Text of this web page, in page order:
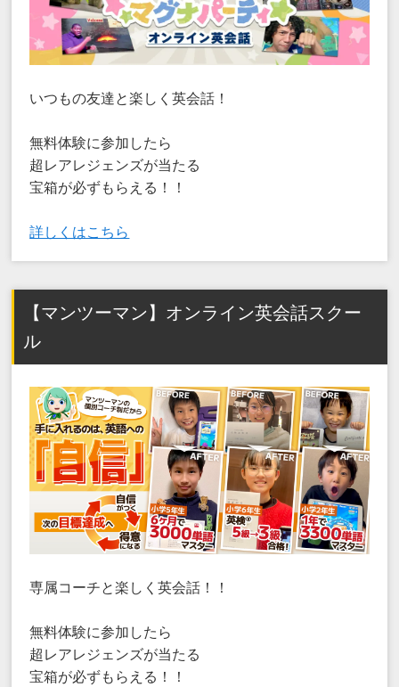
いつもの友達と楽しく英会話！
無料体験に参加したら
超レアレジェンズが当たる
宝箱が必ずもらえる！！
詳しくはこちら
【マンツーマン】オンライン英会話スクー
ル
専属コーチと楽しく英会話！！
無料体験に参加したら
超レアレジェンズが当たる
宝箱が必ずもらえる！！